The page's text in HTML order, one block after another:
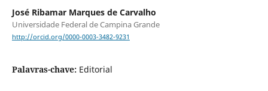
José Ribamar Marques de Carvalho
Universidade Federal de Campina Grande
http://orcid.org/0000-0003-3482-9231
Palavras-chave: Editorial